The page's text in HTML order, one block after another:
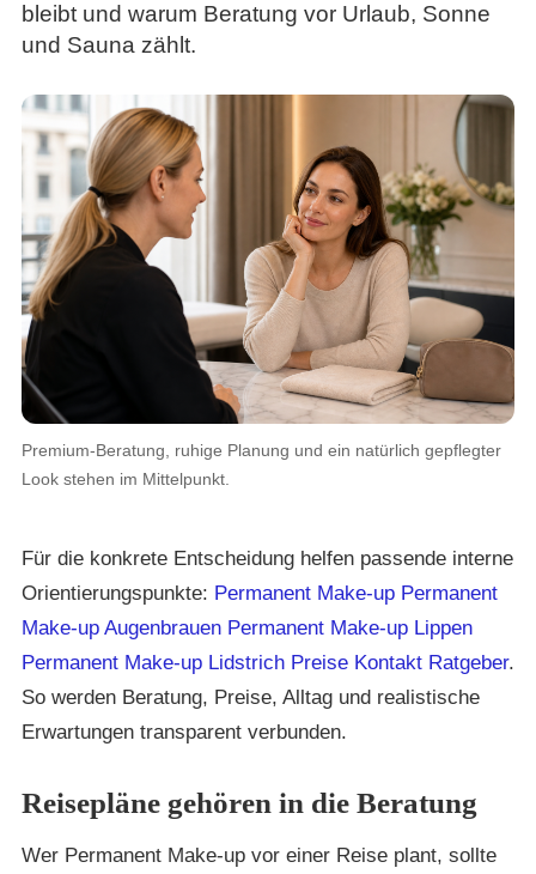
bleibt und warum Beratung vor Urlaub, Sonne
und Sauna zählt.
Premium-Beratung, ruhige Planung und ein natürlich gepflegter
Look stehen im Mittelpunkt.
Für die konkrete Entscheidung helfen passende interne
Orientierungspunkte: Permanent Make-up Permanent
Make-up Augenbrauen Permanent Make-up Lippen
Permanent Make-up Lidstrich Preise Kontakt Ratgeber.
So werden Beratung, Preise, Alltag und realistische
Erwartungen transparent verbunden.
Reisepläne gehören in die Beratung
Wer Permanent Make-up vor einer Reise plant, sollte